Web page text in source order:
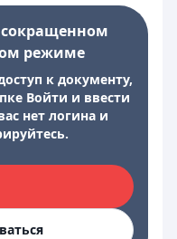
режиме
к документу,
Войти и ввести
нет логина и